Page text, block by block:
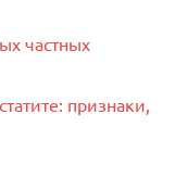
частных
признаки,